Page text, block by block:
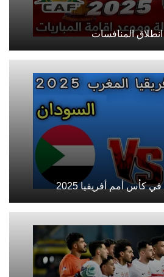
كأس أمم أفريقيا 2025